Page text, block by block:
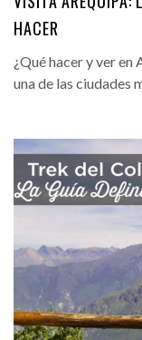
HACER
¿Qué hacer y ver
una de las ciudades